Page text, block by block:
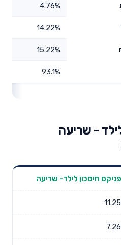
4.76%
14.22%
15.22%
93.1%
- שריעה
תשואה
דמי ניהול
חיסכון לילד- שריעה